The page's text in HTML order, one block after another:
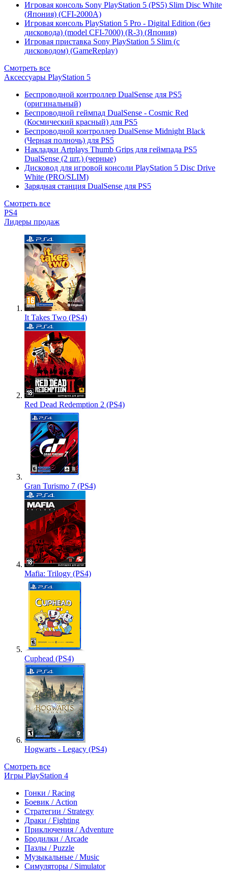
Игровая консоль Sony PlayStation 5 (PS5) Slim Disc White
(Япония) (CFI-2000A)
Игровая консоль PlayStation 5 Pro - Digital Edition (без
дисковода) (model CFI-7000) (R-3) (Япония)
Игровая приставка Sony PlayStation 5 Slim (с
дисководом) (GameReplay)
Смотреть все
Аксессуары PlayStation 5
Беспроводной контроллер DualSense для PS5
(оригинальный)
Беспроводной геймпад DualSense - Cosmic Red
(Космический красный) для PS5
Беспроводной контроллер DualSense Midnight Black
(Черная полночь) для PS5
Накладки Artplays Thumb Grips для геймпада PS5
DualSense (2 шт.) (черные)
Дисковод для игровой консоли PlayStation 5 Disc Drive
White (PRO/SLIM)
Зарядная станция DualSense для PS5
Смотреть все
PS4
Лидеры продаж
It Takes Two (PS4)
Red Dead Redemption 2 (PS4)
Gran Turismo 7 (PS4)
Mafia: Trilogy (PS4)
Cuphead (PS4)
Hogwarts - Legacy (PS4)
Смотреть все
Игры PlayStation 4
Гонки / Racing
Боевик / Action
Стратегии / Strategy
Драки / Fighting
Приключения / Adventure
Бродилки / Arcade
Пазлы / Puzzle
Музыкальные / Music
Симуляторы / Simulator